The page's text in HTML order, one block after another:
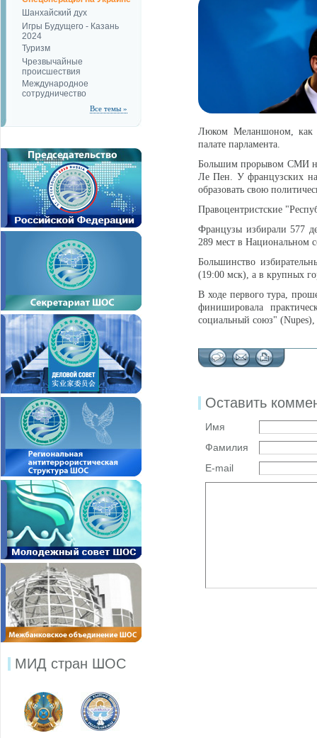
Шанхайский дух
Игры Будущего - Казань
2024
Туризм
Чрезвычайные
происшествия
Международное
сотрудничество
Все темы »
МИД стран ШОС
Люком Меланшоном, как
палате парламента.
Большим прорывом СМИ
Ле Пен. У французских
образовать свою
Правоцентристские
Французы избирали 577
289 мест в Национальном
Большинство
(19:00 мск), а в крупных
В ходе первого тура,
финишировала
социальный союз"
Оставить
Имя
Фамилия
E-mail